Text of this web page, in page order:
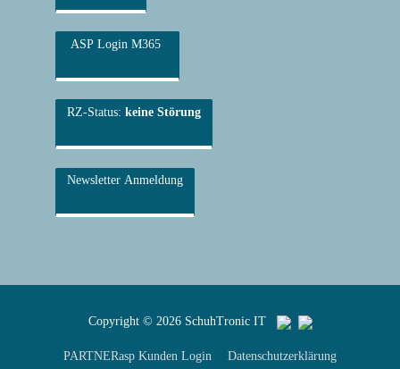
ASP Login M365
RZ-Status:keine Störung
Newsletter Anmeldung
Copyright © 2026 SchuhTronic IT
PARTNERasp Kunden Login Datenschutzerklärung